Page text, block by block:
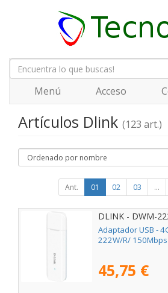
Menú Acceso
Artículos Dlink (123 art.)
Ant. 01 02 03 ...
DLINK - DWM-
Adaptador USB -
222W/R/ 150Mbps
45,75 €